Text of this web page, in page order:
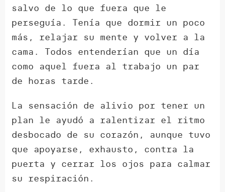
salvo de lo que fuera que le
perseguía. Tenía que dormir un poco
más, relajar su mente y volver a la
cama. Todos entenderían que un día
como aquel fuera al trabajo un par
de horas tarde.
La sensación de alivio por tener un
plan le ayudó a ralentizar el ritmo
desbocado de su corazón, aunque tuvo
que apoyarse, exhausto, contra la
puerta y cerrar los ojos para calmar
su respiración.